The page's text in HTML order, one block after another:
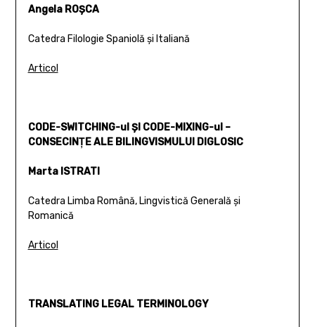
Angela ROŞCA
Catedra Filologie Spaniolă şi Italiană
Articol
CODE-SWITCHING-ul ŞI CODE-MIXING-ul –
CONSECINŢE ALE BILINGVISMULUI DIGLOSIC
Marta ISTRATI
Catedra Limba Română, Lingvistică Generală şi
Romanică
Articol
TRANSLATING LEGAL TERMINOLOGY